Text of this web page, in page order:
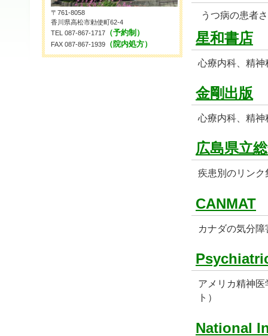
うつ病の患者
星和書店
心療内科、精
金剛出版
心療内科、精
広島県立
疾患別のリンク
CANMAT
カナダの気分
アメリカ精神
ト）
National
〒761-8058
香川県高松市勅使町62-4
TEL 087-867-1717
（予約制）
FAX 087-867-1939 （院内処方）